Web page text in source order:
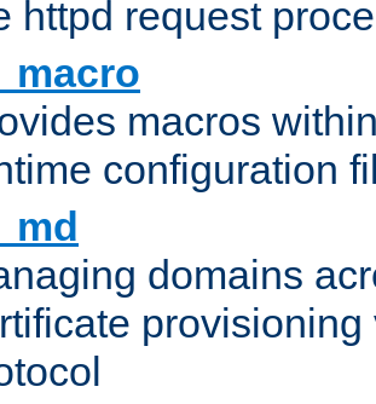
httpd request
macros
configuration
domains
provisioning